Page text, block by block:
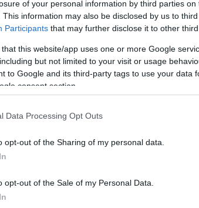
of your personal information by third parties on
This information may also be disclosed by us to
Participants that may further disclose it to other third
that this website/app uses one or more Google
but not limited to your visit or usage
to Google and its third-party tags to use your data
consent section.
Data Processing Opt Outs
opt-out of the Sharing of my personal data.
opt-out of the Sale of my Personal Data.
adecuadas, es posible identificarlas y
en profundidad las falacias más
político.
para vencer
en la que se distorsiona o exagera la postura